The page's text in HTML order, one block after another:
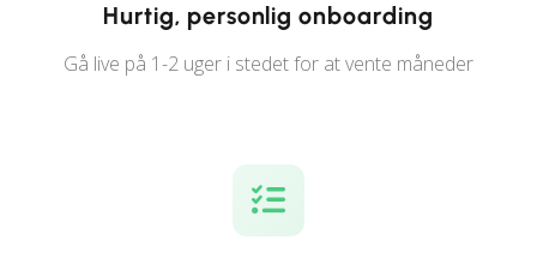
Hurtig, personlig onboarding
Gå live på 1-2 uger i stedet for at vente måneder